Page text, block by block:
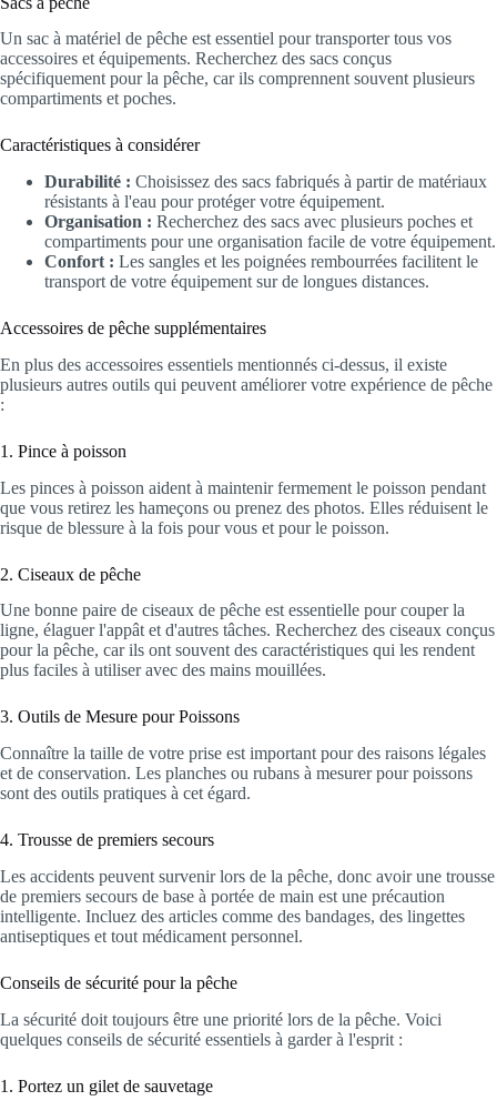
Un sac à matériel de pêche est essentiel pour transporter tous vos
accessoires et équipements. Recherchez des sacs conçus
spécifiquement pour la pêche, car ils comprennent souvent plusieurs
compartiments et poches.
Caractéristiques à considérer
Durabilité : Choisissez des sacs fabriqués à partir de matériaux
résistants à l'eau pour protéger votre équipement.
Organisation : Recherchez des sacs avec plusieurs poches et
compartiments pour une organisation facile de votre équipement.
Confort : Les sangles et les poignées rembourrées facilitent le
transport de votre équipement sur de longues distances.
Accessoires de pêche supplémentaires
En plus des accessoires essentiels mentionnés ci-dessus, il existe
plusieurs autres outils qui peuvent améliorer votre expérience de pêche
:
1. Pince à poisson
Les pinces à poisson aident à maintenir fermement le poisson pendant
que vous retirez les hameçons ou prenez des photos. Elles réduisent le
risque de blessure à la fois pour vous et pour le poisson.
2. Ciseaux de pêche
Une bonne paire de ciseaux de pêche est essentielle pour couper la
ligne, élaguer l'appât et d'autres tâches. Recherchez des ciseaux conçus
pour la pêche, car ils ont souvent des caractéristiques qui les rendent
plus faciles à utiliser avec des mains mouillées.
3. Outils de Mesure pour Poissons
Connaître la taille de votre prise est important pour des raisons légales
et de conservation. Les planches ou rubans à mesurer pour poissons
sont des outils pratiques à cet égard.
4. Trousse de premiers secours
Les accidents peuvent survenir lors de la pêche, donc avoir une trousse
de premiers secours de base à portée de main est une précaution
intelligente. Incluez des articles comme des bandages, des lingettes
antiseptiques et tout médicament personnel.
Conseils de sécurité pour la pêche
La sécurité doit toujours être une priorité lors de la pêche. Voici
quelques conseils de sécurité essentiels à garder à l'esprit :
1. Portez un gilet de sauvetage